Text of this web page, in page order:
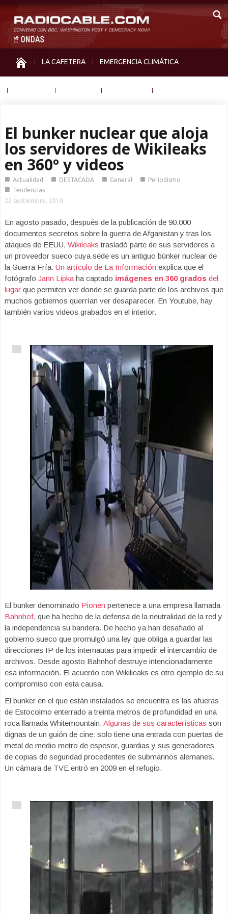
LA CAFETERA EMERGENCIA CLIMÁTICA
El bunker nuclear que aloja
los servidores de Wikileaks
en 360º y videos
■ Actualidad ■ DESTACADA ■ General ■ Periodismo
■ Tendencias
22 septiembre, 2010
En agosto pasado, después de la publicación de 90.000
documentos secretos sobre la guerra de Afganistan y tras los
ataques de EEUU, Wikileaks trasladó parte de sus servidores a
un proveedor sueco cuya sede es un antiguo búnker nuclear de
la Guerra Fría. Un artículo de La Información explica que el
fotógrafo Jann Lipka ha captado imágenes en 360 grados del
lugar que permiten ver donde se guarda parte de los archivos que
muchos gobiernos querrían ver desaparecer. En Youtube, hay
también varios videos grabados en el interior.
El bunker denominado Pionen pertenece a una empresa llamada
Bahnhof, que ha hecho de la defensa de la neutralidad de la red y
la independencia su bandera. De hecho ya han desafiado al
gobierno sueco que promulgó una ley que obliga a guardar las
direcciones IP de los internautas para impedir el intercambio de
archivos. Desde agosto Bahnhof destruye intencionadamente
esa información. El acuerdo con Wikilieaks es otro ejemplo de su
compromiso con esta causa.
El bunker en el que están instalados se encuentra es las afueras
de Estocolmo enterrado a treinta metros de profundidad en una
roca llamada Whitemountain. Algunas de sus características son
dignas de un guión de cine: solo tiene una entrada con puertas de
metal de medio metro de espesor, guardias y sus generadores
de copias de seguridad procedentes de submarinos alemanes.
Un cámara de TVE entró en 2009 en el refugio.